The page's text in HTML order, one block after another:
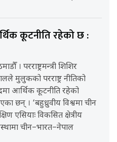
कूटनीति रहेको छ :
। परराष्ट्रमन्त्री शिशिर
मुलुकको परराष्ट्र नीतिको
आर्थिक कूटनीति रहेको
छन् । ‘बहुध्रुवीय विश्वमा चीन
एसियाः विकसित क्षेत्रीय
चीन–भारत–नेपाल